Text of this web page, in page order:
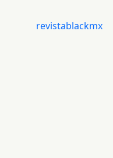
revistablackmx